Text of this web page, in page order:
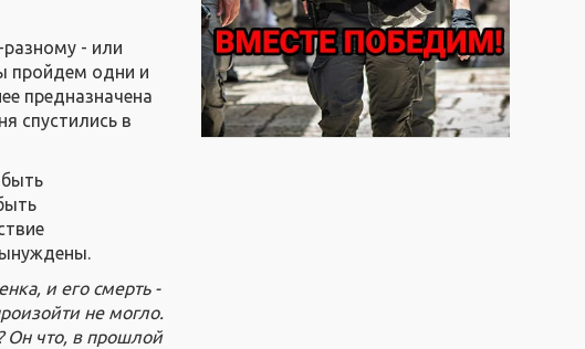
- или
пройдем одни и
предназначена
спустились в
и его смерть -
не могло.
Он что, в прошлой